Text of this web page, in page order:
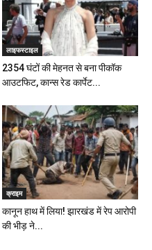
लाइफस्टाइल
2354 घंटों की मेहनत से बना पीकॉक
आउटफिट, कान्स रेड कार्पेट...
क्राइम
कानून हाथ में लिया! झारखंड में रेप आरोपी
की भीड़ ने...